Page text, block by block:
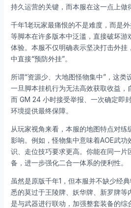
持久运营的关键，而本服在这一点上做
千年1老玩家最痛恨的不是难度，而是
等脚本在许多版本中泛滥，直接破坏游
体验。本服不仅明确表示坚决打击外挂
中直接“预防外挂”。
所谓“资源少、大地图怪物集中”，这类
一旦脚本挂机行为无法高效获取收益，
而 GM 24 小时接受举报、一次确定即
环境提供最终保障。
从玩家视角来看，本服的地图特点对练
影响。例如，怪物集中意味着AOE武功
识、走位技巧要求更高。你能在同一片
备，进一步强化二合一体系的便利性。
虽然是原版千年1，但本服并不缺少经
悉的莫过于王陵牌、妖华牌、新罗牌等
是与武器进行联动，加强整套装备的综